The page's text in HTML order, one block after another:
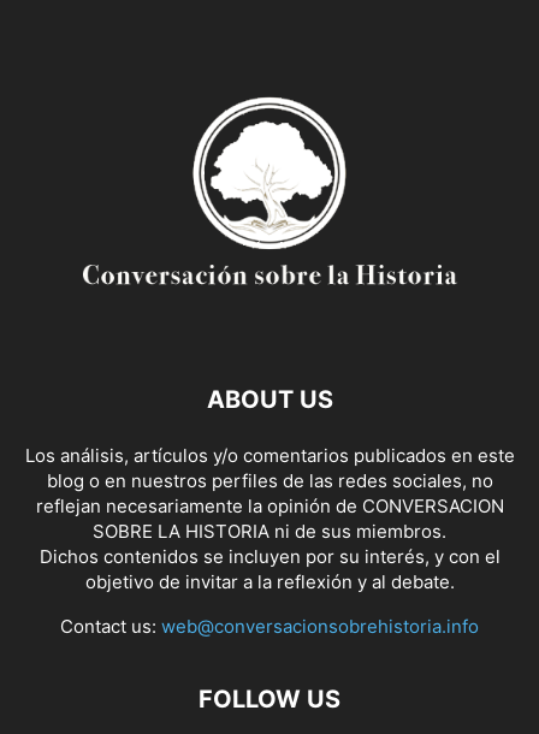
ABOUT US
Los análisis, artículos y/o comentarios publicados en este
blog o en nuestros perfiles de las redes sociales, no
reflejan necesariamente la opinión de CONVERSACION
SOBRE LA HISTORIA ni de sus miembros.
Dichos contenidos se incluyen por su interés, y con el
objetivo de invitar a la reflexión y al debate.
Contact us: web@conversacionsobrehistoria.info
FOLLOW US